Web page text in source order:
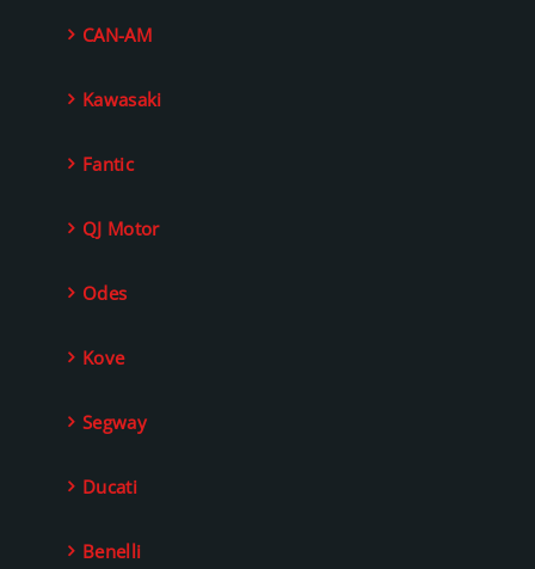
CAN-AM
Kawasaki
Fantic
QJ Motor
Odes
Kove
Segway
Ducati
Benelli